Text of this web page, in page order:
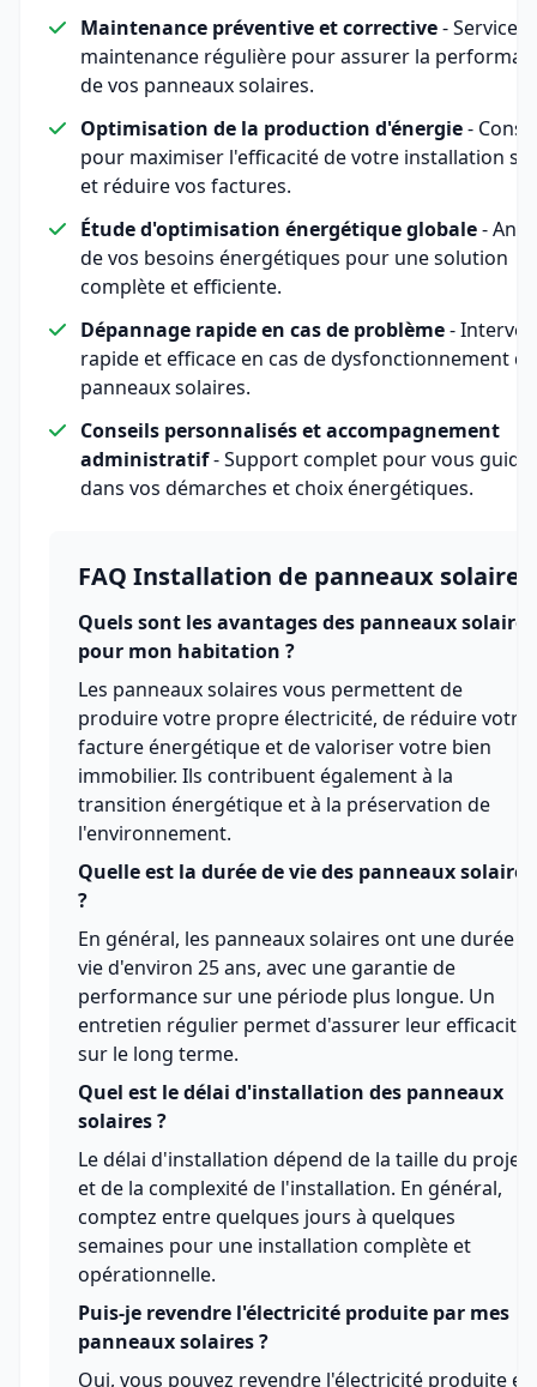
Maintenance préventive et corrective- Service
maintenance régulière pour assurer la
de vos panneaux solaires.
Optimisation de la production d'énergie-
pour maximiser l'efficacité de votre installation
et réduire vos factures.
Étude d'optimisation énergétique globale-
de vos besoins énergétiques pour une solution
complète et efficiente.
Dépannage rapide en cas de problème-
rapide et efficace en cas de dysfonctionnement
panneaux solaires.
Conseils personnalisés et accompagnement
administratif- Support complet pour vous
dans vos démarches et choix énergétiques.
FAQ Installation de panneaux solaires
Quels sont les avantages des panneaux solaires
pour mon habitation ?
Les panneaux solaires vous permettent de
produire votre propre électricité, de réduire votre
facture énergétique et de valoriser votre bien
immobilier. Ils contribuent également à la
transition énergétique et à la préservation de
l'environnement.
Quelle est la durée de vie des panneaux solaires
?
En général, les panneaux solaires ont une durée
vie d'environ 25 ans, avec une garantie de
performance sur une période plus longue. Un
entretien régulier permet d'assurer leur efficacité
sur le long terme.
Quel est le délai d'installation des panneaux
solaires ?
Le délai d'installation dépend de la taille du projet
et de la complexité de l'installation. En général,
comptez entre quelques jours à quelques
semaines pour une installation complète et
opérationnelle.
Puis-je revendre l'électricité produite par mes
panneaux solaires ?
Oui, vous pouvez revendre l'électricité produite en